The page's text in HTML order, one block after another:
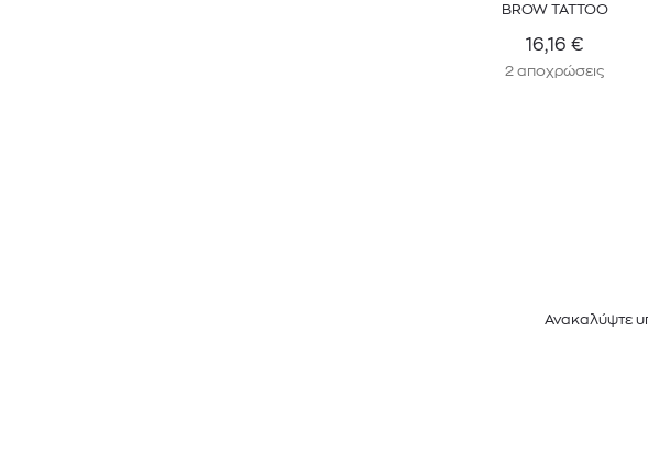
BROW TATTOO
16,16 €
2 αποχρώσεις
Ανακαλύψτε